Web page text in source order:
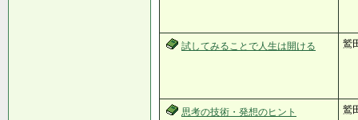
試してみることで人生は開ける 鷲
思考の技術・発想のヒント 鷲